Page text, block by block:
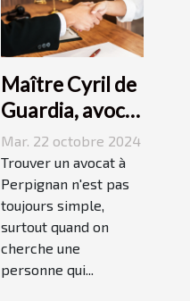
Maître Cyril de
Guardia, avocat
renommé à
Perpignan
Mar. 22 octobre 2024
Trouver un avocat à
Perpignan n'est pas
toujours simple,
surtout quand on
cherche une
personne qui...